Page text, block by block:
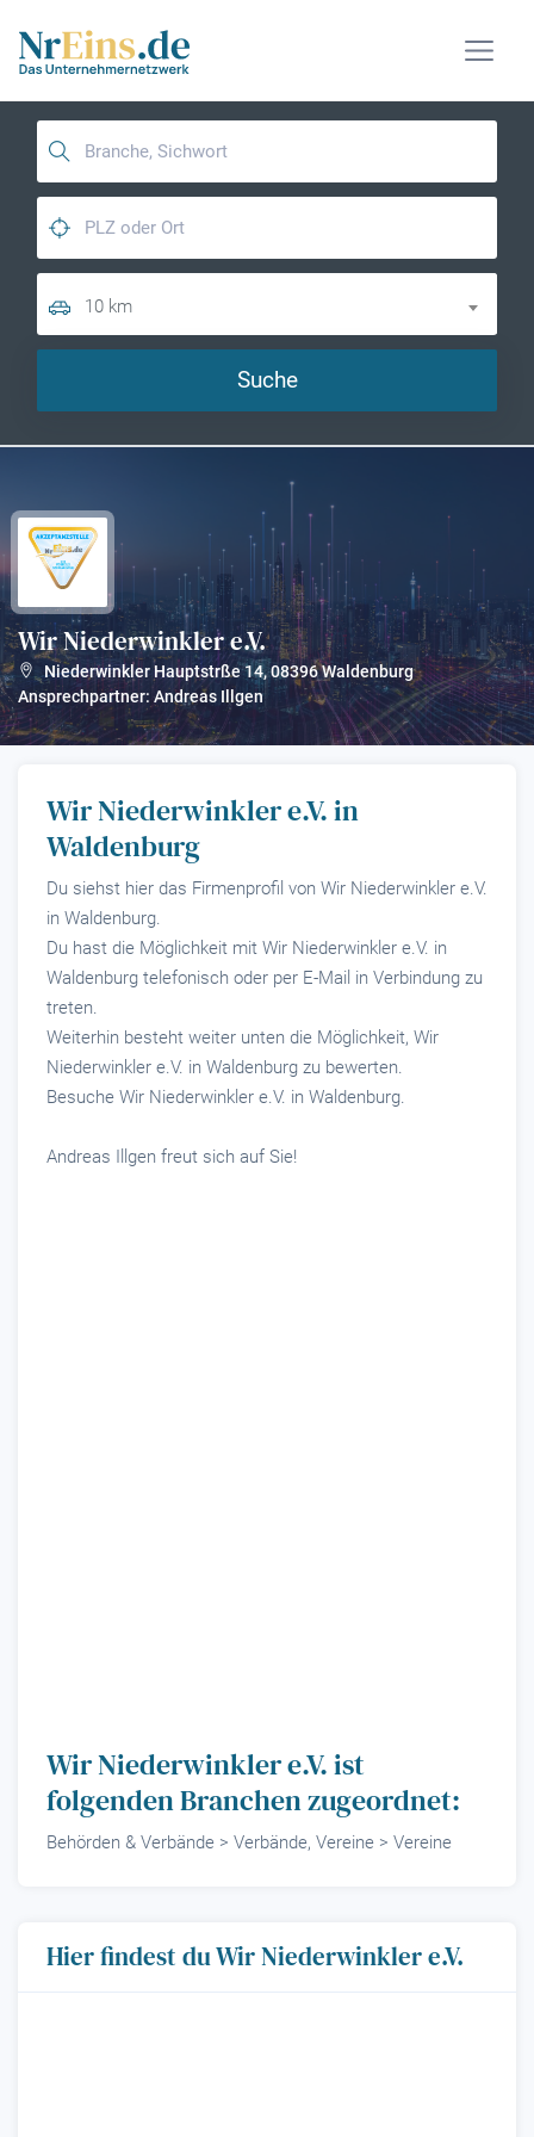
10 km
Suche
Wir Niederwinkler e.V. ?
Niederwinkler Hauptstrße 14,08396Waldenburg
Ansprechpartner: Andreas Illgen
Wir Niederwinkler e.V. in
Waldenburg
Du siehst hier das Firmenprofil von Wir Niederwinkler e.V.
in Waldenburg.
Du hast die Möglichkeit mit Wir Niederwinkler e.V. in
Waldenburg telefonisch oder per E-Mail in Verbindung zu
treten.
Weiterhin besteht weiter unten die Möglichkeit, Wir
Niederwinkler e.V. in Waldenburg zu bewerten.
Besuche Wir Niederwinkler e.V. in Waldenburg.
Andreas Illgen freut sich auf Sie!
Wir Niederwinkler e.V. ist
folgenden Branchen zugeordnet:
Behörden & Verbände > Verbände, Vereine > Vereine
Hier findest du Wir Niederwinkler e.V.